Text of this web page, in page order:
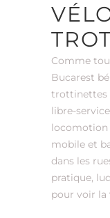
Comme
Bucarest
trottinettes
libre-
locomotion
mobile et
dans les
pratique,
pour voir la